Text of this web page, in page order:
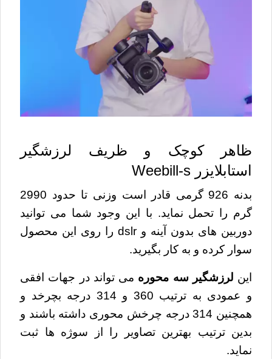
ظاهر کوچک و ظریف لرزشگیر
استابلایزر Weebill-s
بدنه 926 گرمی قادر است وزنی تا حدود 2990
گرم را تحمل نماید. با این وجود شما می توانید
دوربین های بدون آینه و dslr را روی این محصول
سوار کرده و به کار بگیرید.
این لرزشگیر سه محوره می تواند در جهات افقی
و عمودی به ترتیب 360 و 314 درجه بچرخد و
همچنین 314 درجه چرخش محوری داشته باشند و
بدین ترتیب بهترین تصاویر را از سوژه ها ثبت
نماید.